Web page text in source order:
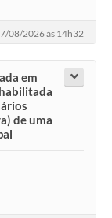
08/2026 às 14h32
em
de uma